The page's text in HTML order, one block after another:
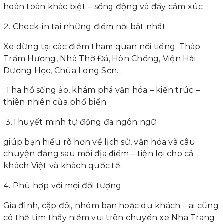
hoàn toàn khác biệt – sống động và đầy cảm xúc.
Check-in tại những điểm nổi bật nhất
Xe dừng tại các điểm tham quan nổi tiếng: Tháp
Trầm Hương, Nhà Thờ Đá, Hòn Chồng, Viện Hải
Dương Học, Chùa Long Sơn...
Tha hồ sống ảo, khám phá văn hóa – kiến trúc –
thiên nhiên của phố biển.
3.Thuyết minh tự động đa ngôn ngữ
giúp bạn hiểu rõ hơn về lịch sử, văn hóa và câu
chuyện đằng sau mỗi địa điểm – tiện lợi cho cả
khách Việt và khách quốc tế.
Phù hợp với mọi đối tượng
Gia đình, cặp đôi, nhóm bạn hoặc du khách – ai cũng
có thể tìm thấy niềm vui trên chuyến xe Nha Trang